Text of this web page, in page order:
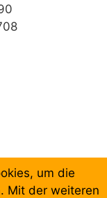
Beiträge
um die
Mit der weiteren